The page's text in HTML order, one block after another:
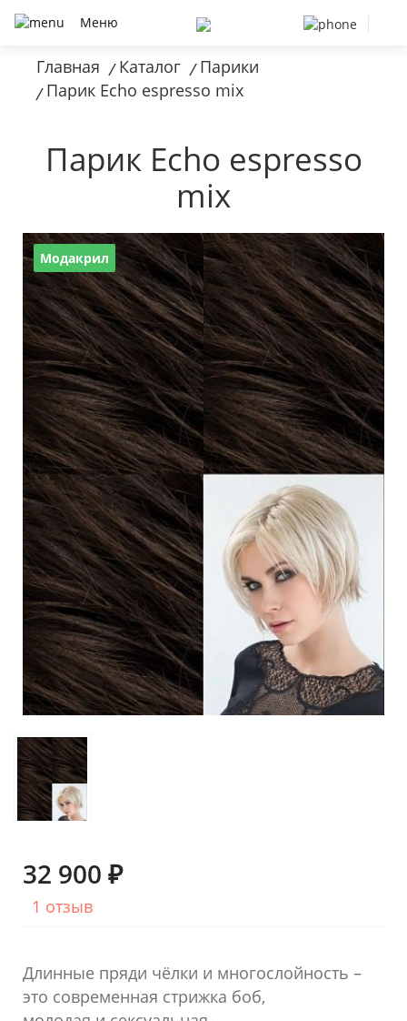
Меню
Главная / Каталог / Парики
/ Парик Echo espresso mix
Парик Echo espresso
mix
Модакрил
32 900 ₽
1 отзыв
Длинные пряди чёлки и многослойность –
это современная стрижка боб,